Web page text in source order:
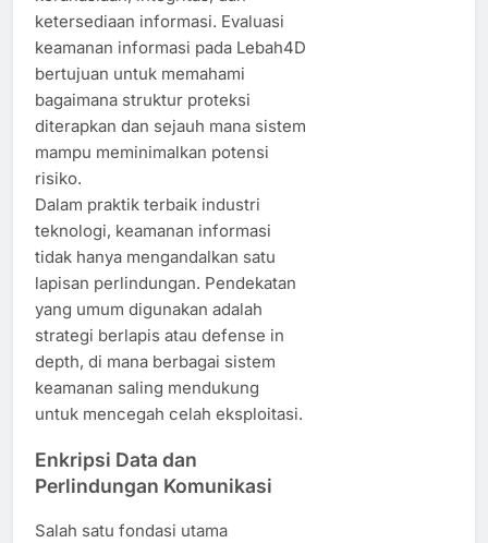
ketersediaan informasi. Evaluasi
keamanan informasi pada Lebah4D
bertujuan untuk memahami
bagaimana struktur proteksi
diterapkan dan sejauh mana sistem
mampu meminimalkan potensi
risiko.
Dalam praktik terbaik industri
teknologi, keamanan informasi
tidak hanya mengandalkan satu
lapisan perlindungan. Pendekatan
yang umum digunakan adalah
strategi berlapis atau defense in
depth, di mana berbagai sistem
keamanan saling mendukung
untuk mencegah celah eksploitasi.
Enkripsi Data dan
Perlindungan Komunikasi
Salah satu fondasi utama